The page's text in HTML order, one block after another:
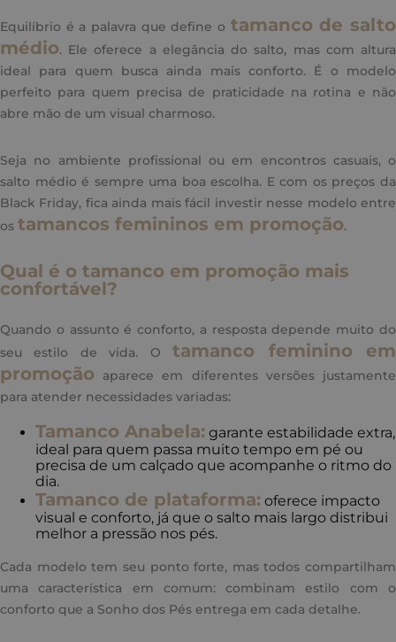
Equilíbrio é a palavra que define o tamanco de salto
médio. Ele oferece a elegância do salto, mas com altura
ideal para quem busca ainda mais conforto. É o modelo
perfeito para quem precisa de praticidade na rotina e não
abre mão de um visual charmoso.
Seja no ambiente profissional ou em encontros casuais, o
salto médio é sempre uma boa escolha. E com os preços da
Black Friday, fica ainda mais fácil investir nesse modelo entre
os tamancos femininos em promoção.
Qual é o tamanco em promoção mais
confortável?
Quando o assunto é conforto, a resposta depende muito do
seu estilo de vida. Otamanco feminino em
promoção aparece em diferentes versões justamente
para atender necessidades variadas:
Tamanco Anabela: garante estabilidade extra,
ideal para quem passa muito tempo em pé ou
precisa de um calçado que acompanhe o ritmo do
dia.
Tamanco de plataforma: oferece impacto
visual e conforto, já que o salto mais largo distribui
melhor a pressão nos pés.
Cada modelo tem seu ponto forte, mas todos compartilham
uma característica em comum: combinam estilo com o
conforto que a Sonho dos Pés entrega em cada detalhe.